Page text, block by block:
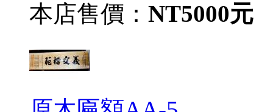
本店售價： NT5000元